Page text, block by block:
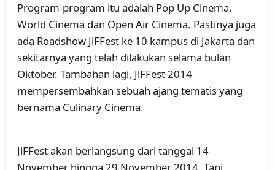
Program-program itu adalah Pop Up Cinema,
World Cinema dan Open Air Cinema. Pastinya juga
ada Roadshow JiFFest ke 10 kampus di Jakarta dan
sekitarnya yang telah dilakukan selama bulan
Oktober. Tambahan lagi, JiFFest 2014
mempersembahkan sebuah ajang tematis yang
bernama Culinary Cinema.
JiFFest akan berlangsung dari tanggal 14